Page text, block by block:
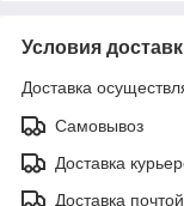
Условия
Доставка
Самовывоз
Доставка
Доставка почтой